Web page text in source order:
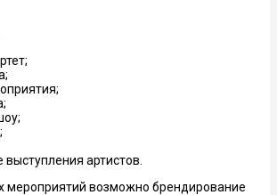
выступления артистов.
мероприятий возможно брендирование